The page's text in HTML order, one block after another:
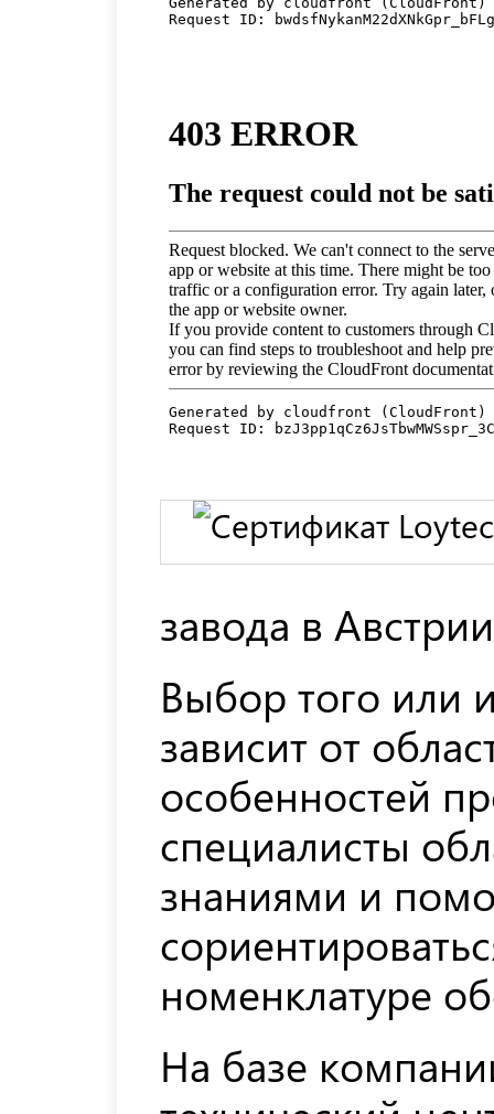
завода в
Выбор того или
зависит от
особенностей
специалисты
знаниями и
номенклатуре
На базе